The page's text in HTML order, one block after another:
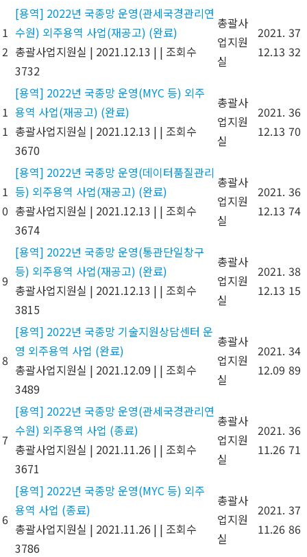
1
2
[용역] 2022년 국종망 운영(관세국경관리연
수원) 외주용역 사업(재공고) (완료)
총괄사업지원실 | 2021.12.13 | | 조회수
3732
총괄사
업지원
실
2021.
12.13
37
32
1
1
[용역] 2022년 국종망 운영(MYC 등) 외주
용역 사업(재공고) (완료)
총괄사업지원실 | 2021.12.13 | | 조회수
3670
총괄사
업지원
실
2021.
12.13
36
70
1
0
[용역] 2022년 국종망 운영(데이터품질관리
등) 외주용역 사업(재공고) (완료)
총괄사업지원실 | 2021.12.13 | | 조회수
3674
총괄사
업지원
실
2021.
12.13
36
74
9
[용역] 2022년 국종망 운영(통관단일창구
등) 외주용역 사업(재공고) (완료)
총괄사업지원실 | 2021.12.13 | | 조회수
3815
총괄사
업지원
실
2021.
12.13
38
15
8
[용역] 2022년 국종망 기술지원상담센터 운
영 외주용역 사업 (완료)
총괄사업지원실 | 2021.12.09 | | 조회수
3489
총괄사
업지원
실
2021.
12.09
34
89
7
[용역] 2022년 국종망 운영(관세국경관리연
수원) 외주용역 사업 (종료)
총괄사업지원실 | 2021.11.26 | | 조회수
3671
총괄사
업지원
실
2021.
11.26
36
71
6
[용역] 2022년 국종망 운영(MYC 등) 외주
용역 사업 (종료)
총괄사업지원실 | 2021.11.26 | | 조회수
3786
총괄사
업지원
실
2021.
11.26
37
86